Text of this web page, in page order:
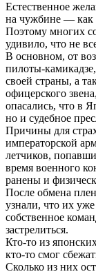
Естественное
на чужбине — как
Поэтому многих
удивило, что не
В основном, от
пилоты-
своей страны, а
офицерского
опасались, что в
но и судебное
Причины для
императорской
летчиков,
время военного
ранены и
После обмена
узнали, что их
собственное
застрелиться.
Кто-то из
кто-то смог
Сколько из них